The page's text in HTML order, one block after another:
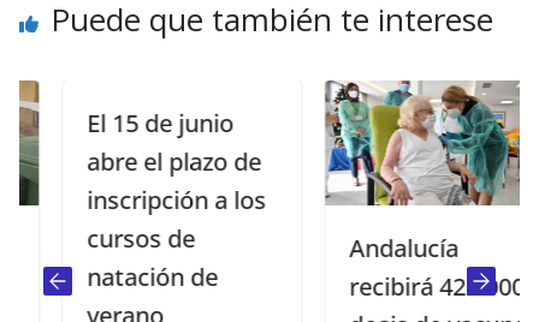
Puede que también te interese
El 15 de junio
abre el plazo de
inscripción a los
cursos de
natación de
verano
Andalucía
recibirá 422.000